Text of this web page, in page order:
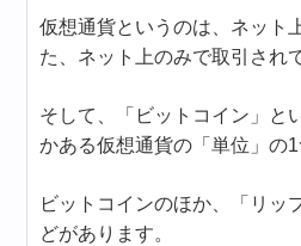
仮想通貨というのは、ネット
た、ネット上のみで取引され
そして、「ビットコイン」と
かある仮想通貨の「単位」の1
ビットコインのほか、「リッ
どがあります。